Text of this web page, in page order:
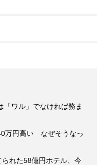
「ワル」でなければ務ま
万円高い なぜそうなっ
れた58億円ホテル、今